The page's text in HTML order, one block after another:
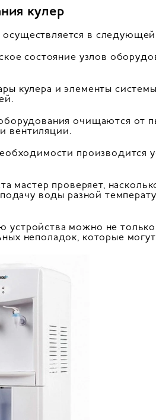
кулер
в
состояние узлов
кулера и элементы
очищаются от
вентиляции.
производится
мастер проверяет,
воды разной
можно не
неполадок, которые